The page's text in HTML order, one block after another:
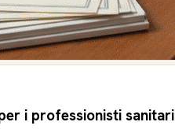
i professionisti sanitari